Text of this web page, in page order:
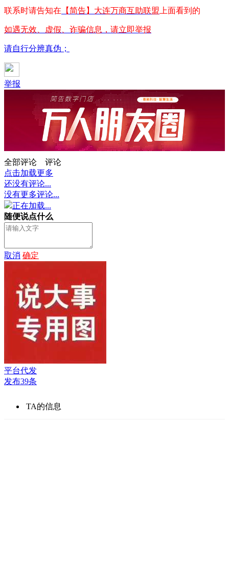
联系时请告知在 【简告】大连万商互助联盟 上面看到的
如遇无效、虚假、诈骗信息，请立即举报
请自行分辨真伪；
举报
全部评论
评论
点击加载更多
还没有评论...
没有更多评论...
正在加载...
随便说点什么
取消 确定
平台代发
发布39条
TA的信息